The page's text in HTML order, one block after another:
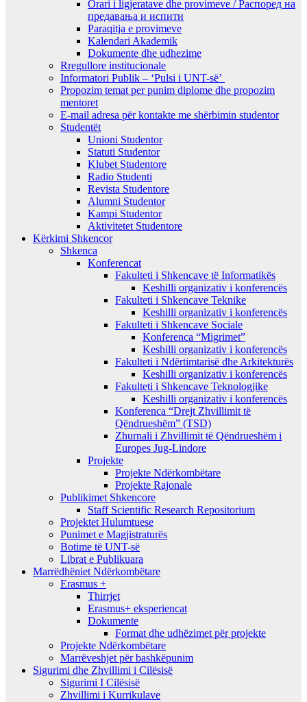
Orari i ligjeratave dhe provimeve / Распоред на
предавањa и испити
Paraqitja e provimeve
Kalendari Akademik
Dokumente dhe udhezime
Rregullore institucionale
Informatori Publik – ‘Pulsi i UNT-së’
Propozim temat per punim diplome dhe propozim
mentoret
E-mail adresa për kontakte me shërbimin studentor
Studentët
Unioni Studentor
Statuti Studentor
Klubet Studentore
Radio Studenti
Revista Studentore
Alumni Studentor
Kampi Studentor
Aktivitetet Studentore
Kërkimi Shkencor
Shkenca
Konferencat
Fakulteti i Shkencave të Informatikës
Keshilli organizativ i konferencës
Fakulteti i Shkencave Teknike
Keshilli organizativ i konferencës
Fakulteti i Shkencave Sociale
Konferenca “Migrimet”
Keshilli organizativ i konferencës
Fakulteti i Ndërtimtarisë dhe Arkitekturës
Keshilli organizativ i konferencës
Fakulteti i Shkencave Teknologjike
Keshilli organizativ i konferencës
Konferenca “Drejt Zhvillimit të
Qëndrueshëm” (TSD)
Zhurnali i Zhvillimit të Qëndrueshëm i
Europes Jug-Lindore
Projekte
Projekte Ndërkombëtare
Projekte Rajonale
Publikimet Shkencore
Staff Scientific Research Repositorium
Projektet Hulumtuese
Punimet e Magjistraturës
Botime të UNT-së
Librat e Publikuara
Marrëdhëniet Ndërkombëtare
Erasmus +
Thirrjet
Erasmus+ eksperiencat
Dokumente
Format dhe udhëzimet për projekte
Projekte Ndërkombëtare
Marrëveshjet për bashkëpunim
Sigurimi dhe Zhvillimi i Cilësisë
Sigurimi I Cilësisë
Zhvillimi i Kurrikulave